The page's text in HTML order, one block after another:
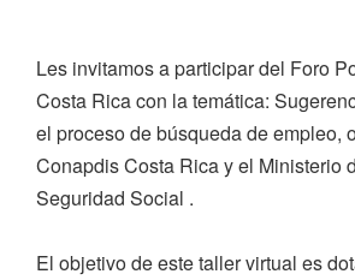
Les invitamos a participar del Foro
Costa Rica con la temática:
el proceso de búsqueda de empleo,
Conapdis Costa Rica y el Ministerio
Seguridad Social .
El objetivo de este taller virtual es